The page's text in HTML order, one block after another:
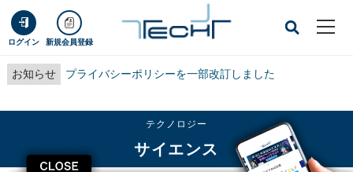
ログイン 新規会員登録
お知らせ プライバシーポリシーを一部改訂しました
CLOSE
テクノロジー
サイエンス